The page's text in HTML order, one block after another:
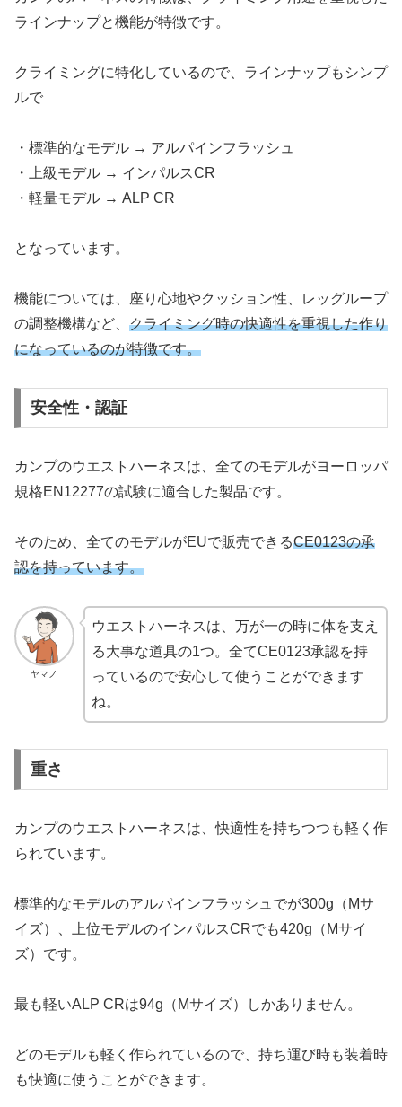
ラインナップと機能が特徴です。
クライミングに特化しているので、ラインナップもシンプ
ルで
・標準的なモデル → アルパインフラッシュ
・上級モデル → インパルスCR
・軽量モデル → ALP CR
となっています。
機能については、座り心地やクッション性、レッグループ
の調整機構など、 クライミング時の快適性を重視した作り
になっているのが特徴です。
安全性・認証
カンプのウエストハーネスは、全てのモデルがヨーロッパ
規格EN12277の試験に適合した製品です。
そのため、全てのモデルがEUで販売できるCE0123の承
認を持っています。
ヤマノ
ウエストハーネスは、万が一の時に体を支え
る大事な道具の1つ。全てCE0123承認を持
っているので安心して使うことができます
ね。
重さ
カンプのウエストハーネスは、快適性を持ちつつも軽く作
られています。
標準的なモデルのアルパインフラッシュでが300g（Mサ
イズ）、上位モデルのインパルスCRでも420g（Mサイ
ズ）です。
最も軽いALP CRは94g（Mサイズ）しかありません。
どのモデルも軽く作られているので、持ち運び時も装着時
も快適に使うことができます。